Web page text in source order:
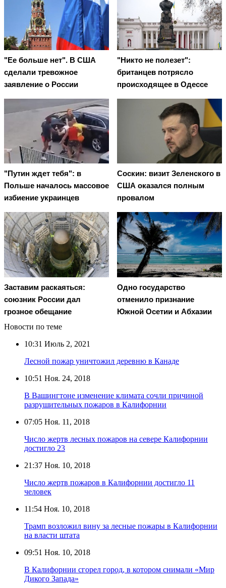
"Ее больше нет". В США
сделали тревожное
заявление о России
"Никто не полезет":
британцев потрясло
происходящее в Одессе
"Путин ждет тебя": в
Польше началось массовое
избиение украинцев
Соскин: визит Зеленского в
США оказался полным
провалом
Заставим раскаяться:
союзник России дал
грозное обещание
Одно государство
отменило признание
Южной Осетии и Абхазии
Новости по теме
10:31 Июль 2, 2021
Лесной пожар уничтожил деревню в Канаде
10:51 Ноя. 24, 2018
В Вашингтоне изменение климата сочли причиной
разрушительных пожаров в Калифорнии
07:05 Ноя. 11, 2018
Число жертв лесных пожаров на севере Калифорнии
достигло 23
21:37 Ноя. 10, 2018
Число жертв пожаров в Калифорнии достигло 11
человек
11:54 Ноя. 10, 2018
Трамп возложил вину за лесные пожары в Калифорнии
на власти штата
09:51 Ноя. 10, 2018
В Калифорнии сгорел город, в котором снимали «Мир
Дикого Запада»